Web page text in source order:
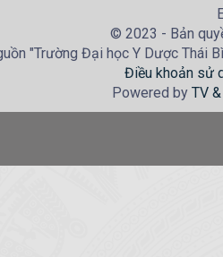
© 2023 - Bản
"Trường Đại học Y Dược Thái
Điều khoản sử
Powered by TV